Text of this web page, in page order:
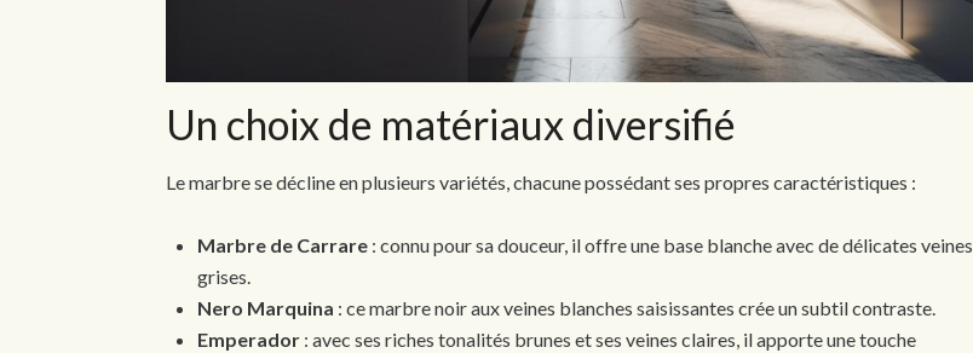
Un choix de matériaux diversifié
Le marbre se décline en plusieurs variétés, chacune possédant ses propres caractéristiques :
Marbre de Carrare : connu pour sa douceur, il offre une base blanche avec de délicates veines
grises.
Nero Marquina : ce marbre noir aux veines blanches saisissantes crée un subtil contraste.
Emperador : avec ses riches tonalités brunes et ses veines claires, il apporte une touche